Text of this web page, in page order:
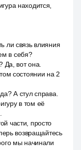
находится,
ли связь влияния
в себя?
Да, вот она.
состоянии на 2
А стул справа.
в том её
части, просто
возвращайтесь
мы начинали